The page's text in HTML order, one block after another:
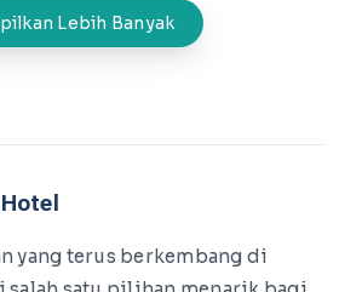
Lebih Banyak
yang terus berkembang di